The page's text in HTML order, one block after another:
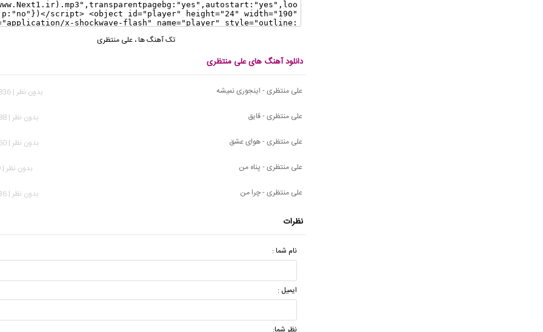
تک آهنگ ها،علی منتظری
دانلود آهنگ های علی منتظری
علی منتظری - اینجوری نمیشه
بدون نظر | 13,836 بازدید
علی منتظری - قایق
بدون نظر | 1,088 بازدید
علی منتظری - هوای عشق
بدون نظر | 2,450 بازدید
علی منتظری - پناه من
بدون نظر | 939 بازدید
علی منتظری - چرا من
بدون نظر | 3,636 بازدید
نظرات
نام شما :
ایمیل :
نظر شما: